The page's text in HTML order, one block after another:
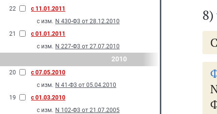
22
с 11.01.2011
с изм. N 430-Ф3 от 28.12.2010
21
с 01.01.2011
с изм. N 227-Ф3 от 27.07.2010
2010
20
с 07.05.2010
с изм. N 41-Ф3 от 05.04.2010
19
с 01.03.2010
с изм. N 102-Ф3 от 21.07.2005
8)